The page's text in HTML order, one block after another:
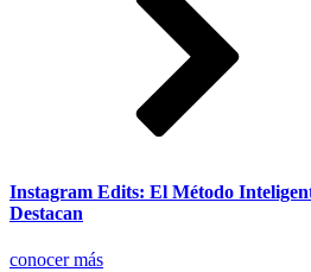
Instagram Edits: El Método
Destacan
conocer más